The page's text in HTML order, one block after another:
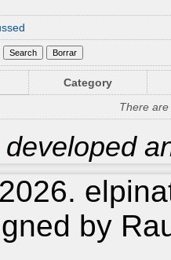
Category
There
developed
by